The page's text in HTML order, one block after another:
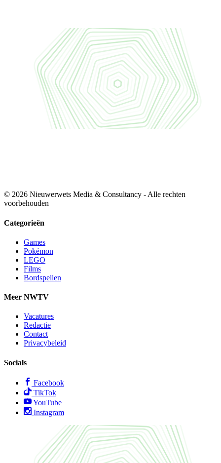
© 2026 Nieuwerwets Media & Consultancy - Alle rechten
voorbehouden
Categorieën
Games
Pokémon
LEGO
Films
Bordspellen
Meer NWTV
Vacatures
Redactie
Contact
Privacybeleid
Socials
Facebook
TikTok
YouTube
Instagram